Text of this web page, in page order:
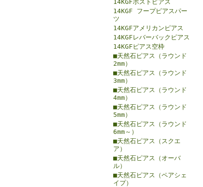
14KGFポストピアス
14KGF フープピアスパー
ツ
14KGFアメリカンピアス
14KGFレバーバックピアス
14KGFピアス空枠
■天然石ピアス（ラウンド
2mm）
■天然石ピアス（ラウンド
3mm）
■天然石ピアス（ラウンド
4mm）
■天然石ピアス（ラウンド
5mm）
■天然石ピアス（ラウンド
6mm～）
■天然石ピアス（スクエ
ア）
■天然石ピアス（オーバ
ル）
■天然石ピアス（ペアシェ
イプ）